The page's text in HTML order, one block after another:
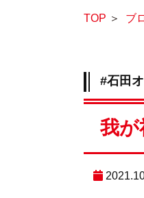
TOP ＞ ブ
#石田
我が